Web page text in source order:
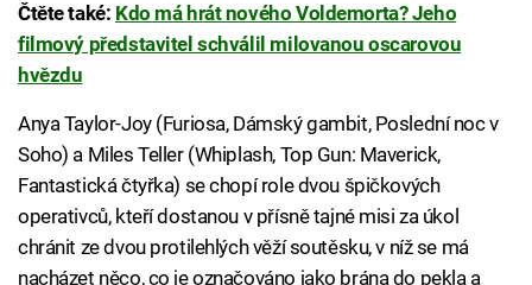
Čtěte také: Kdo má hrát nového Voldemorta? Jeho
filmový představitel schválil milovanou oscarovou
hvězdu
Anya Taylor-Joy (Furiosa, Dámský gambit, Poslední noc v
Soho) a Miles Teller (Whiplash, Top Gun: Maverick,
Fantastická čtyřka) se chopí role dvou špičkových
operativců, kteří dostanou v přísně tajné misi za úkol
chránit ze dvou protilehlých věží soutěsku, v níž se má
nacházet něco, co je označováno jako brána do pekla a